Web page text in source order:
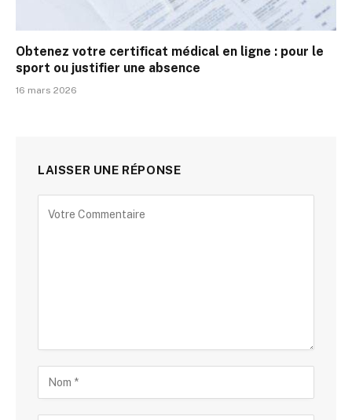
Obtenez votre certificat médical en ligne : pour le
sport ou justifier une absence
16 mars 2026
LAISSER UNE RÉPONSE